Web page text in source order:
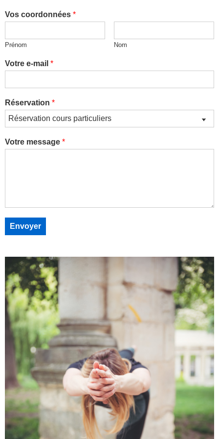
Vos coordonnées *
Prénom Nom
Votre e-mail *
Réservation *
Votre message *
Envoyer